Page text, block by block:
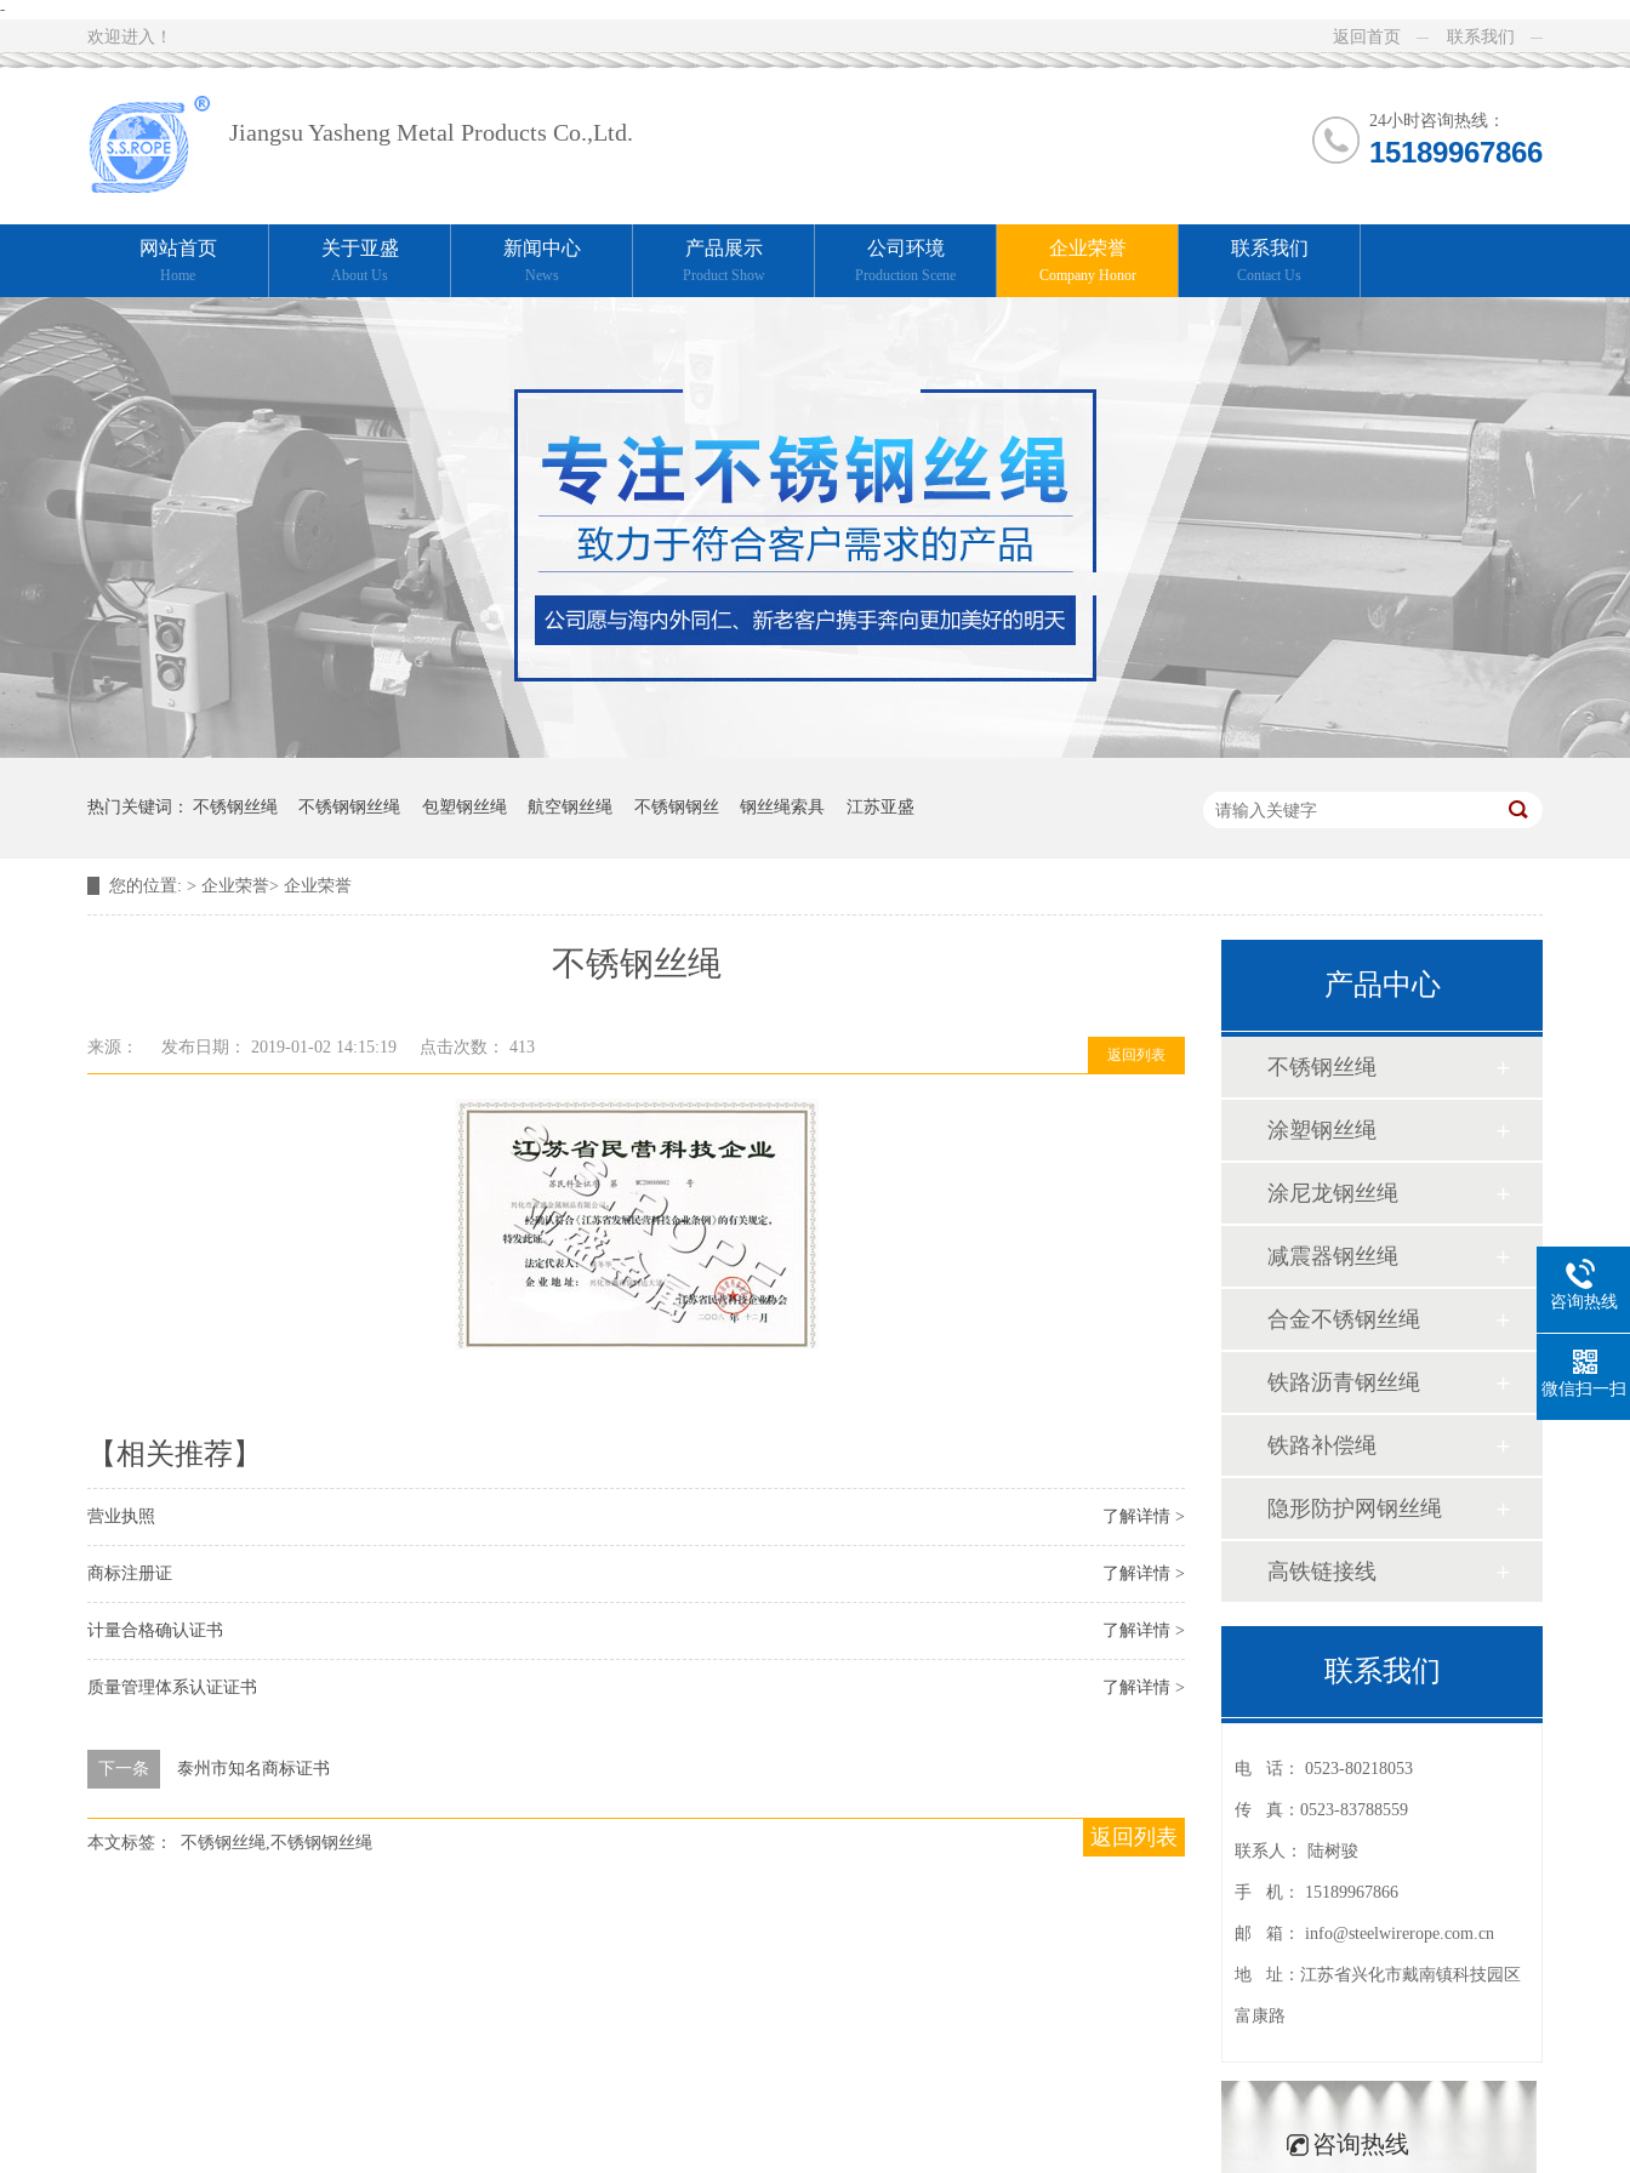
-
返回首页
联系我们
欢迎进入！
24小时咨询热线：
15189967866
Jiangsu Yasheng Metal Products Co.,Ltd.
网站首页
Home
关于亚盛
About Us
新闻中心
News
产品展示
Product Show
公司环境
Production Scene
企业荣誉
Company Honor
联系我们
Contact Us
热门关键词： 不锈钢丝绳 不锈钢钢丝绳 包塑钢丝绳 航空钢丝绳 不锈钢钢丝 钢丝绳索具 江苏亚盛
您的位置: > 企业荣誉> 企业荣誉
不锈钢丝绳
返回列表
来源： 发布日期： 2019-01-02 14:15:19 点击次数： 413
【相关推荐】
了解详情 >
营业执照
了解详情 >
商标注册证
了解详情 >
计量合格确认证书
了解详情 >
质量管理体系认证证书
下一条 泰州市知名商标证书
返回列表
本文标签： 不锈钢丝绳,不锈钢钢丝绳
产品中心
不锈钢丝绳
涂塑钢丝绳
涂尼龙钢丝绳
减震器钢丝绳
合金不锈钢丝绳
铁路沥青钢丝绳
铁路补偿绳
隐形防护网钢丝绳
高铁链接线
联系我们
电 话： 0523-80218053
传 真： 0523-83788559
联系人： 陆树骏
手 机： 15189967866
邮 箱： info@steelwirerope.com.cn
地 址： 江苏省兴化市戴南镇科技园区
富康路
咨询热线
咨询热线
微信扫一扫